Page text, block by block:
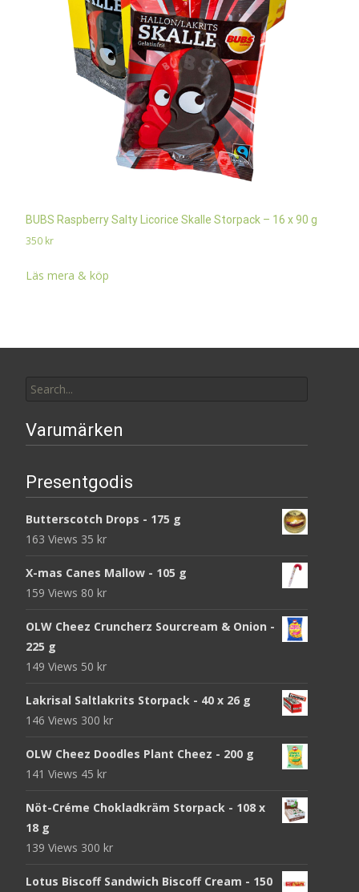
BUBS Raspberry Salty Licorice Skalle Storpack – 16 x 90 g
350 kr
Läs mera & köp
for:
Varumärken
Presentgodis
Butterscotch Drops - 175 g
163 Views 35 kr
X-mas Canes Mallow - 105 g
159 Views 80 kr
OLW Cheez Cruncherz Sourcream & Onion -
225 g
149 Views 50 kr
Lakrisal Saltlakrits Storpack - 40 x 26 g
146 Views 300 kr
OLW Cheez Doodles Plant Cheez - 200 g
141 Views 45 kr
Nöt-Créme Chokladkräm Storpack - 108 x
18 g
139 Views 300 kr
Lotus Biscoff Sandwich Biscoff Cream - 150